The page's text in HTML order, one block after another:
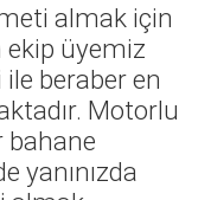
almak için
ekip üyemiz
ile beraber en
Motorlu
bahane
yanınızda